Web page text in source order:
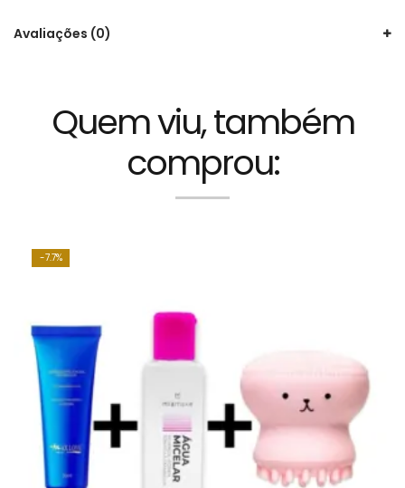
Avaliações (0)
Quem viu, também
comprou:
7.7%